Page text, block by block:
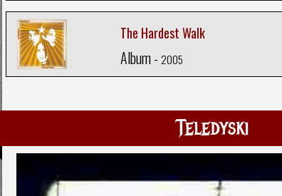
The Hardest Walk
Album - 2005
Teledyski